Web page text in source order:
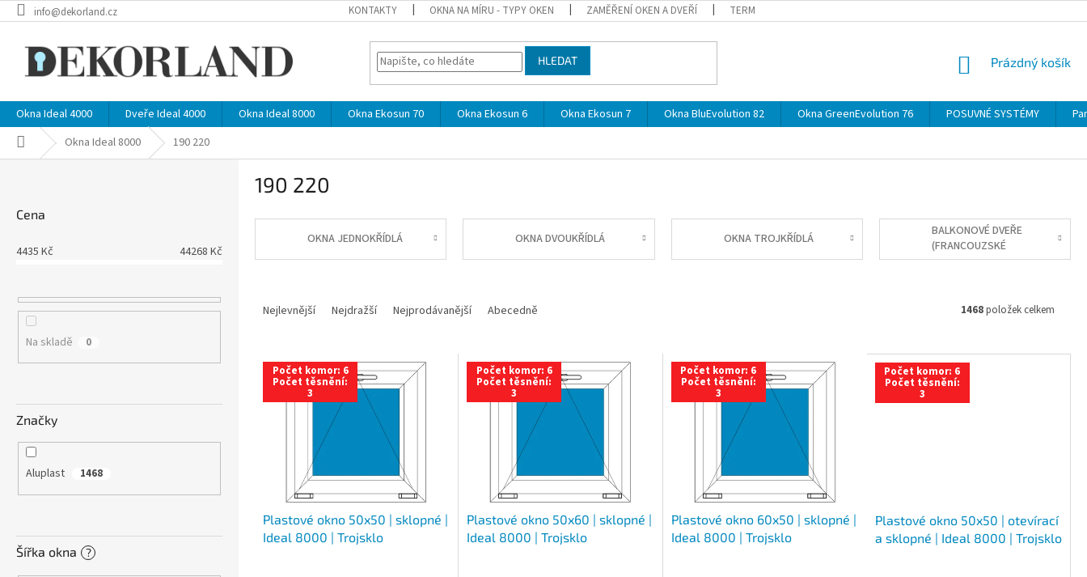
Přejít
na
info@dekorland.cz KONTAKTY OKNA NA MÍRU - TYPY OKEN ZAMĚŘENÍ OKEN A DVEŘÍ TERMÍNY
HLEDAT
NÁKUPNÍ
Prázdný košík
Okna Ideal 4000 Dveře Ideal 4000 Okna Ideal 8000 Okna Ekosun 70 Okna Ekosun 6 Okna Ekosun 7 Okna BluEvolution 82 Okna GreenEvolution 76 POSUVNÉ SYSTÉMY
Domů Okna Ideal 8000 190 220
Cena
4435 Kč 44268 Kč
Na skladě 0
Značky
Aluplast 1468
Šířka okna ?
190 220
OKNA JEDNOKŘÍDLÁ OKNA DVOUKŘÍDLÁ OKNA TROJKŘÍDLÁ
BALKONOVÉ DVEŘE
(FRANCOUZSKÉ
OKNO)
n
p
Nejlevnější Nejdražší Nejprodávanější Abecedně 1468položek celkem
V
p
Počet komor: 6
Počet těsnění:
3
Plastové okno 50x50 | sklopné |
Ideal 8000 | Trojsklo
Počet komor: 6
Počet těsnění:
3
Plastové okno 50x60 | sklopné |
Ideal 8000 | Trojsklo
Počet komor: 6
Počet těsnění:
3
Plastové okno 60x50 | sklopné |
Ideal 8000 | Trojsklo
Počet komor: 6
Počet těsnění:
3
Plastové okno 50x50 | otevírací
a sklopné | Ideal 8000 | Trojsklo